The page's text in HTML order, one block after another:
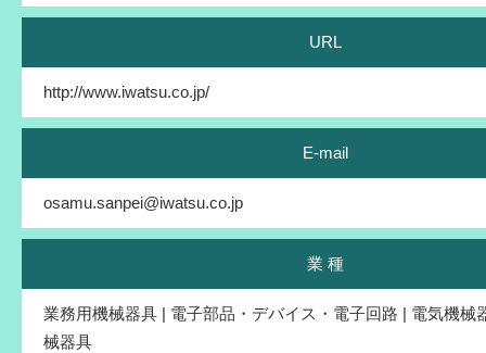
URL
http://www.iwatsu.co.jp/
E-mail
osamu.sanpei@iwatsu.co.jp
業 種
業務用機械器具 | 電子部品・デバイス・電子回路 | 電気機械
械器具